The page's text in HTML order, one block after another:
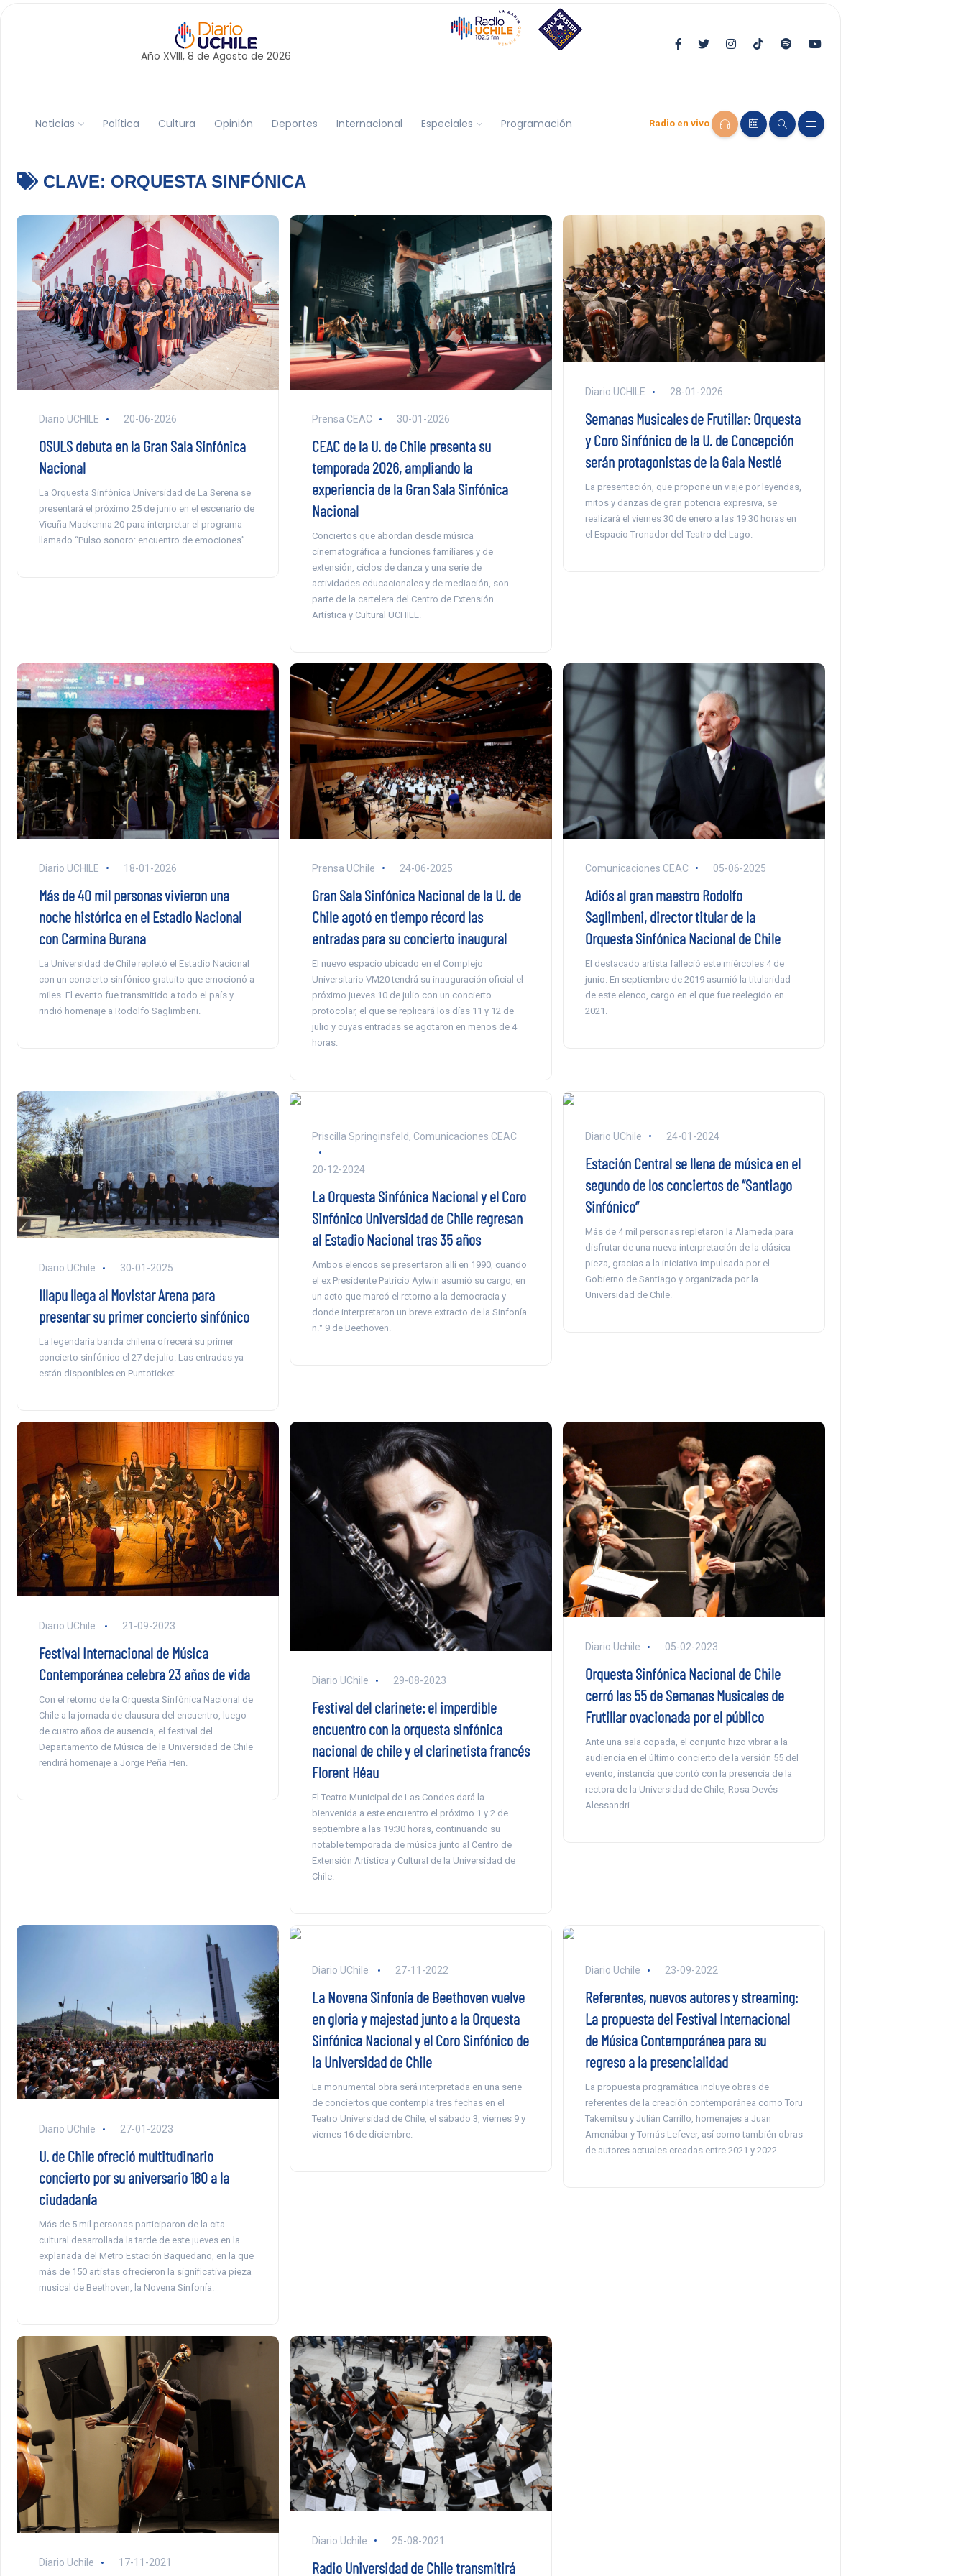
Año XVIII, 8 de Agosto de 2026
Noticias Política Cultura Opinión Deportes Internacional Especiales Programación Radio en vivo
CLAVE: ORQUESTA SINFÓNICA
Diario UCHILE 20-06-2026
OSULS debuta en la Gran Sala Sinfónica
Nacional
La Orquesta Sinfónica Universidad de La Serena se
presentará el próximo 25 de junio en el escenario de
Vicuña Mackenna 20 para interpretar el programa
llamado “Pulso sonoro: encuentro de emociones”.
Prensa CEAC 30-01-2026
CEAC de la U. de Chile presenta su
temporada 2026, ampliando la
experiencia de la Gran Sala Sinfónica
Nacional
Conciertos que abordan desde música
cinematográfica a funciones familiares y de
extensión, ciclos de danza y una serie de
actividades educacionales y de mediación, son
parte de la cartelera del Centro de Extensión
Artística y Cultural UCHILE.
Diario UCHILE 28-01-2026
Semanas Musicales de Frutillar: Orquesta
y Coro Sinfónico de la U. de Concepción
serán protagonistas de la Gala Nestlé
La presentación, que propone un viaje por leyendas,
mitos y danzas de gran potencia expresiva, se
realizará el viernes 30 de enero a las 19:30 horas en
el Espacio Tronador del Teatro del Lago.
Diario UCHILE 18-01-2026
Más de 40 mil personas vivieron una
noche histórica en el Estadio Nacional
con Carmina Burana
La Universidad de Chile repletó el Estadio Nacional
con un concierto sinfónico gratuito que emocionó a
miles. El evento fue transmitido a todo el país y
rindió homenaje a Rodolfo Saglimbeni.
Prensa UChile 24-06-2025
Gran Sala Sinfónica Nacional de la U. de
Chile agotó en tiempo récord las
entradas para su concierto inaugural
El nuevo espacio ubicado en el Complejo
Universitario VM20 tendrá su inauguración oficial el
próximo jueves 10 de julio con un concierto
protocolar, el que se replicará los días 11 y 12 de
julio y cuyas entradas se agotaron en menos de 4
horas.
Comunicaciones CEAC 05-06-2025
Adiós al gran maestro Rodolfo
Saglimbeni, director titular de la
Orquesta Sinfónica Nacional de Chile
El destacado artista falleció este miércoles 4 de
junio. En septiembre de 2019 asumió la titularidad
de este elenco, cargo en el que fue reelegido en
2021.
Diario UChile 30-01-2025
Illapu llega al Movistar Arena para
presentar su primer concierto sinfónico
La legendaria banda chilena ofrecerá su primer
concierto sinfónico el 27 de julio. Las entradas ya
están disponibles en Puntoticket.
Priscilla Springinsfeld, Comunicaciones CEAC
20-12-2024
La Orquesta Sinfónica Nacional y el Coro
Sinfónico Universidad de Chile regresan
al Estadio Nacional tras 35 años
Ambos elencos se presentaron allí en 1990, cuando
el ex Presidente Patricio Aylwin asumió su cargo, en
un acto que marcó el retorno a la democracia y
donde interpretaron un breve extracto de la Sinfonía
n.° 9 de Beethoven.
Diario UChile 24-01-2024
Estación Central se llena de música en el
segundo de los conciertos de “Santiago
Sinfónico”
Más de 4 mil personas repletaron la Alameda para
disfrutar de una nueva interpretación de la clásica
pieza, gracias a la iniciativa impulsada por el
Gobierno de Santiago y organizada por la
Universidad de Chile.
Diario UChile 21-09-2023
Festival Internacional de Música
Contemporánea celebra 23 años de vida
Con el retorno de la Orquesta Sinfónica Nacional de
Chile a la jornada de clausura del encuentro, luego
de cuatro años de ausencia, el festival del
Departamento de Música de la Universidad de Chile
rendirá homenaje a Jorge Peña Hen.
Diario UChile 29-08-2023
Festival del clarinete: el imperdible
encuentro con la orquesta sinfónica
nacional de chile y el clarinetista francés
Florent Héau
El Teatro Municipal de Las Condes dará la
bienvenida a este encuentro el próximo 1 y 2 de
septiembre a las 19:30 horas, continuando su
notable temporada de música junto al Centro de
Extensión Artística y Cultural de la Universidad de
Chile.
Diario Uchile 05-02-2023
Orquesta Sinfónica Nacional de Chile
cerró las 55 de Semanas Musicales de
Frutillar ovacionada por el público
Ante una sala copada, el conjunto hizo vibrar a la
audiencia en el último concierto de la versión 55 del
evento, instancia que contó con la presencia de la
rectora de la Universidad de Chile, Rosa Devés
Alessandri.
Diario UChile 27-01-2023
U. de Chile ofreció multitudinario
concierto por su aniversario 180 a la
ciudadanía
Más de 5 mil personas participaron de la cita
cultural desarrollada la tarde de este jueves en la
explanada del Metro Estación Baquedano, en la que
más de 150 artistas ofrecieron la significativa pieza
musical de Beethoven, la Novena Sinfonía.
Diario UChile 27-11-2022
La Novena Sinfonía de Beethoven vuelve
en gloria y majestad junto a la Orquesta
Sinfónica Nacional y el Coro Sinfónico de
la Universidad de Chile
La monumental obra será interpretada en una serie
de conciertos que contempla tres fechas en el
Teatro Universidad de Chile, el sábado 3, viernes 9 y
viernes 16 de diciembre.
Diario Uchile 23-09-2022
Referentes, nuevos autores y streaming:
La propuesta del Festival Internacional
de Música Contemporánea para su
regreso a la presencialidad
La propuesta programática incluye obras de
referentes de la creación contemporánea como Toru
Takemitsu y Julián Carrillo, homenajes a Juan
Amenábar y Tomás Lefever, así como también obras
de autores actuales creadas entre 2021 y 2022.
Diario Uchile 17-11-2021
Diario Uchile 25-08-2021
Radio Universidad de Chile transmitirá